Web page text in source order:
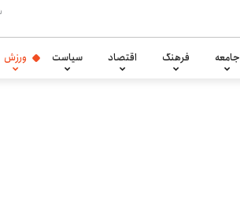
جامعه فرهنگ اقتصاد سیاست ورزش